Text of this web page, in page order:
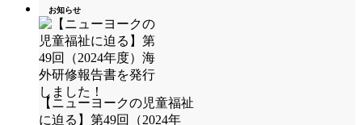
お知らせ
【ニューヨークの児童福祉
に迫る】第49回（2024年